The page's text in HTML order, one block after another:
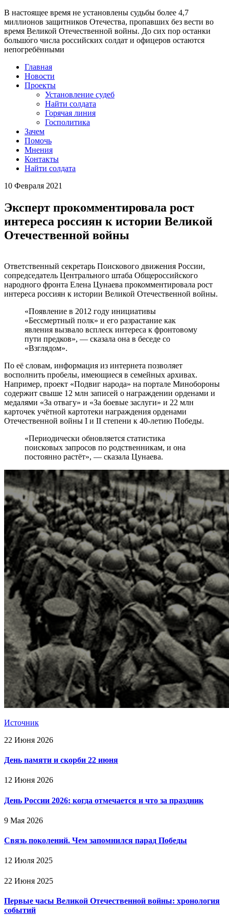
В настоящее время не установлены судьбы более 4,7
миллионов защитников Отечества, пропавших без вести во
время Великой Отечественной войны. До сих пор останки
большо́го числа российских солдат и офицеров остаются
непогребёнными
Главная
Новости
Проекты
Установление судеб
Найти солдата
Горячая линия
Госполитика
Зачем
Помочь
Мнения
Контакты
Найти солдата
10 Февраля 2021
Эксперт прокомментировала рост
интереса россиян к истории Великой
Отечественной войны
Ответственный секретарь Поискового движения России,
сопредседатель Центрального штаба Общероссийского
народного фронта Елена Цунаева прокомментировала рост
интереса россиян к истории Великой Отечественной войны.
«Появление в 2012 году инициативы
«Бессмертный полк» и его разрастание как
явления вызвало всплеск интереса к фронтовому
пути предков», — сказала она в беседе со
«Взглядом».
По её словам, информация из интернета позволяет
восполнить пробелы, имеющиеся в семейных архивах.
Например, проект «Подвиг народа» на портале Минобороны
содержит свыше 12 млн записей о награждении орденами и
медалями «За отвагу» и «За боевые заслуги» и 22 млн
карточек учётной картотеки награждения орденами
Отечественной войны I и II степени к 40-летию Победы.
«Периодически обновляется статистика
поисковых запросов по родственникам, и она
постоянно растёт», — сказала Цунаева.
Источник
22 Июня 2026
День памяти и скорби 22 июня
12 Июня 2026
День России 2026: когда отмечается и что за праздник
9 Мая 2026
Связь поколений. Чем запомнился парад Победы
12 Июля 2025
22 Июня 2025
Первые часы Великой Отечественной войны: хронология
событий